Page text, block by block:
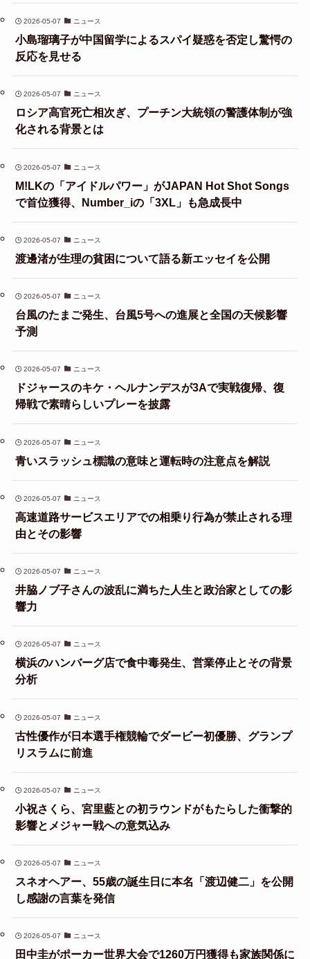
2026-05-07 ニュース
小島瑠璃子が中国留学によるスパイ疑惑を否定し驚愕の
反応を見せる
2026-05-07 ニュース
ロシア高官死亡相次ぎ、プーチン大統領の警護体制が強
化される背景とは
2026-05-07 ニュース
M!LKの「アイドルパワー」がJAPAN Hot Shot Songs
で首位獲得、Number_iの「3XL」も急成長中
2026-05-07 ニュース
渡邊渚が生理の貧困について語る新エッセイを公開
2026-05-07 ニュース
台風のたまご発生、台風5号への進展と全国の天候影響
予測
2026-05-07 ニュース
ドジャースのキケ・ヘルナンデスが3Aで実戦復帰、復
帰戦で素晴らしいプレーを披露
2026-05-07 ニュース
青いスラッシュ標識の意味と運転時の注意点を解説
2026-05-07 ニュース
高速道路サービスエリアでの相乗り行為が禁止される理
由とその影響
2026-05-07 ニュース
井脇ノブ子さんの波乱に満ちた人生と政治家としての影
響力
2026-05-07 ニュース
横浜のハンバーグ店で食中毒発生、営業停止とその背景
分析
2026-05-07 ニュース
古性優作が日本選手権競輪でダービー初優勝、グランプ
リスラムに前進
2026-05-07 ニュース
小祝さくら、宮里藍との初ラウンドがもたらした衝撃的
影響とメジャー戦への意気込み
2026-05-07 ニュース
スネオヘアー、55歳の誕生日に本名「渡辺健二」を公開
し感謝の言葉を発信
2026-05-07 ニュース
田中圭がポーカー世界大会で1260万円獲得も家族関係に